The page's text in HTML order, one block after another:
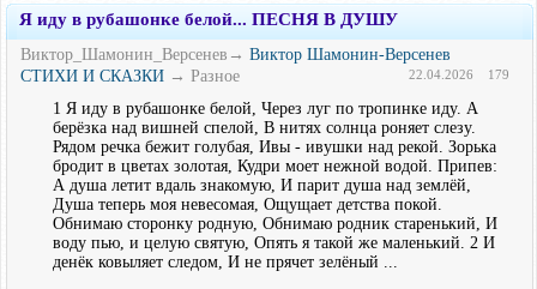
Я иду в рубашонке белой... ПЕСНЯ В ДУШУ
Виктор_Шамонин_Версенев→ Виктор Шамонин-Версенев
СТИХИ И СКАЗКИ → Разное 22.04.2026 179
1 Я иду в рубашонке белой, Через луг по тропинке иду. А
берёзка над вишней спелой, В нитях солнца роняет слезу.
Рядом речка бежит голубая, Ивы - ивушки над рекой. Зорька
бродит в цветах золотая, Кудри моет нежной водой. Припев:
А душа летит вдаль знакомую, И парит душа над землёй,
Душа теперь моя невесомая, Ощущает детства покой.
Обнимаю сторонку родную, Обнимаю родник старенький, И
воду пью, и целую святую, Опять я такой же маленький. 2 И
денёк ковыляет следом, И не прячет зелёный ...